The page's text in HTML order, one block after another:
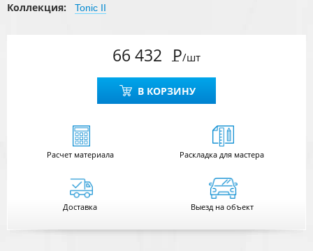
Коллекция: Tonic II
66 432 Р/шт
В КОРЗИНУ
Расчетматериала Раскладка для мастера
Доставка Выезд на объект